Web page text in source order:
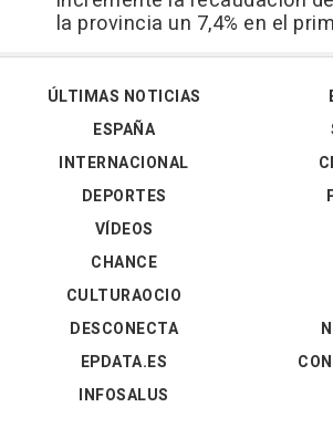
la provincia un 7,4% en el
ÚLTIMAS NOTICIAS
ESPAÑA
INTERNACIONAL
DEPORTES
VÍDEOS
CHANCE
CULTURAOCIO
DESCONECTA
EPDATA.ES
INFOSALUS